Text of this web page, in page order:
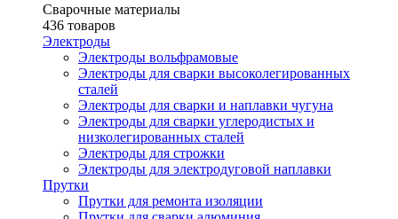
Сварочные материалы
436 товаров
Электроды
Электроды вольфрамовые
Электроды для сварки высоколегированных
сталей
Электроды для сварки и наплавки чугуна
Электроды для сварки углеродистых и
низколегированных сталей
Электроды для строжки
Электроды для электродуговой наплавки
Прутки
Прутки для ремонта изоляции